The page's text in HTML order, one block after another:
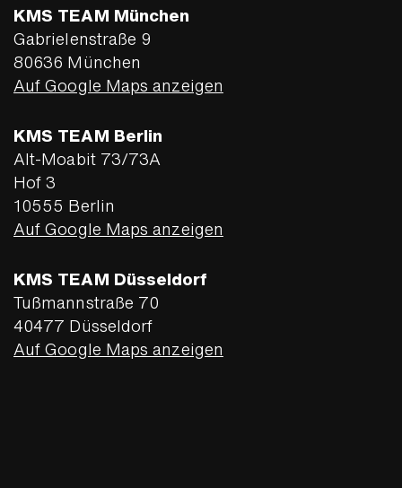
KMS TEAM München
Gabrielenstraße 9
80636 München
Auf Google Maps anzeigen
KMS TEAM Berlin
Alt-Moabit 73/73A
Hof 3
10555 Berlin
Auf Google Maps anzeigen
KMS TEAM Düsseldorf
Tußmannstraße 70
40477 Düsseldorf
Auf Google Maps anzeigen